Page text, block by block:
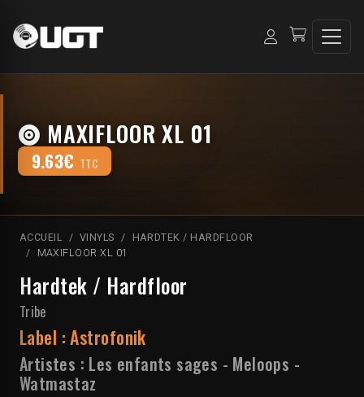
MAXIFLOOR XL 01
9.63€ TTC
ACCUEIL VINYLS
HARDTEK / HARDFLOOR
MAXIFLOOR XL 01
Hardtek / Hardfloor
Tribe
Label :Astrofonik
Artistes : Les enfants sages - Meloops -
Watmastaz